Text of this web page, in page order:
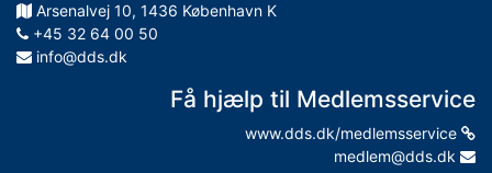
Arsenalvej 10, 1436 København K
+45 32 64 00 50
info@dds.dk
Få hjælp til Medlemsservice
www.dds.dk/medlemsservice
medlem@dds.dk